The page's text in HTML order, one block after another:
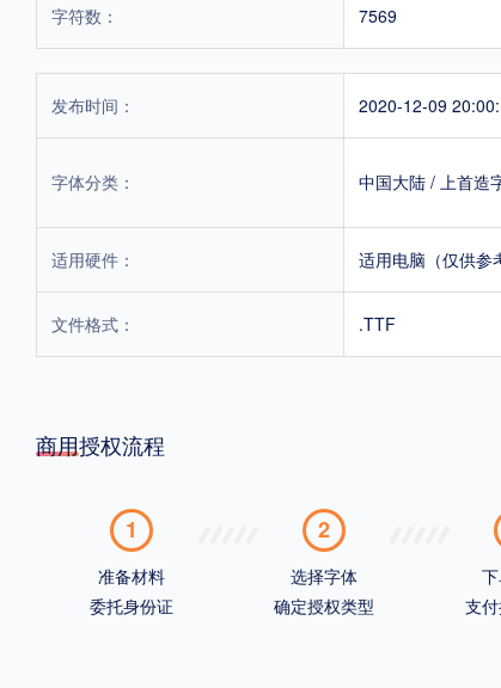
字符数： 7569
发布时间： 2020-12-09
字体分类： 中国大陆 / 上首造
适用硬件： 适用电脑（仅供参
文件格式： .TTF
商用授权流程
1
准备材料
委托身份证
2
选择字体
确定授权类型
支